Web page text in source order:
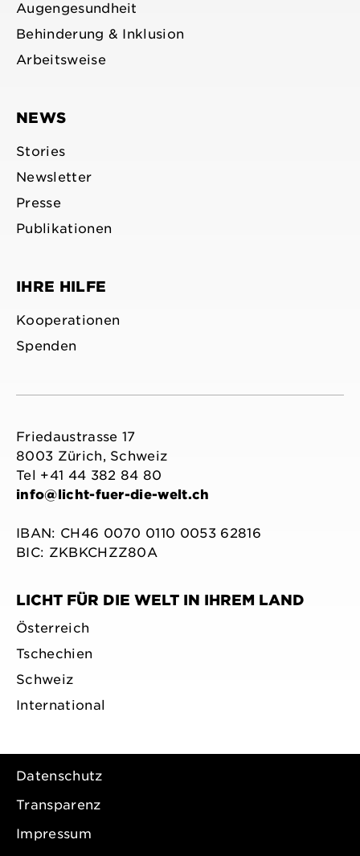
Augengesundheit
Behinderung & Inklusion
Arbeitsweise
NEWS
Stories
Newsletter
Presse
Publikationen
IHRE HILFE
Kooperationen
Spenden
Friedaustrasse 17
8003 Zürich, Schweiz
Tel +41 44 382 84 80
info@licht-fuer-die-welt.ch
IBAN: CH46 0070 0110 0053 62816
BIC: ZKBKCHZZ80A
LICHT FÜR DIE WELT IN IHREM LAND
Österreich
Tschechien
Schweiz
International
Datenschutz
Transparenz
Impressum